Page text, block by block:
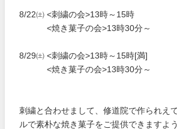
8/22㈯ <刺繍の会>13時～15時
<焼き菓子の会>13時30分～
8/29㈯ <刺繍の会>13時～15時[満]
<焼き菓子の会>13時30分～
刺繍と合わせまして、修道院で作られえ
ルで素朴な焼き菓子をご提供できますよ